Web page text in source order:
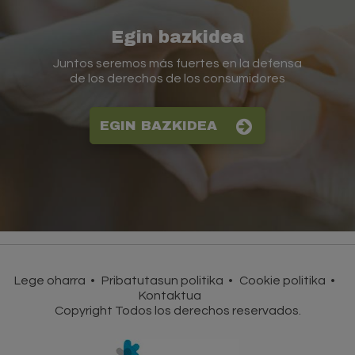
Egin bazkidea
Juntos seremos más fuertes en la defensa
de los derechos de los consumidores
EGIN BAZKIDEA
Lege oharra Pribatutasun politika
Cookie politika
Kontaktua
Copyright Todos los derechos reservados.